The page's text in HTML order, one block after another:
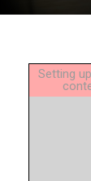
Setting